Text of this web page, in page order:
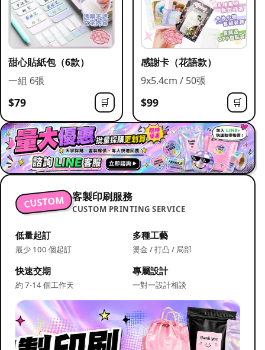
甜心貼紙包（6款）
一組 6張
$79 🛒
感謝卡（花語款）
9x5.4cm / 50張
$99 🛒
CUSTOM 客製印刷服務
CUSTOM PRINTING SERVICE
低量起訂
最少 100 個起訂
多種工藝
燙金 / 打凸 / 局部
快速交期
約 7-14 個工作天
專屬設計
一對一設計相談